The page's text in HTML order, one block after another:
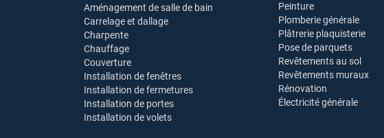
Aménagement de salle de bain
Carrelage et dallage
Charpente
Chauffage
Couverture
Installation de fenêtres
Installation de fermetures
Installation de portes
Installation de volets
Peinture
Plomberie générale
Plâtrerie plaquisterie
Pose de parquets
Revêtements au sol
Revêtements muraux
Rénovation
Électricité générale